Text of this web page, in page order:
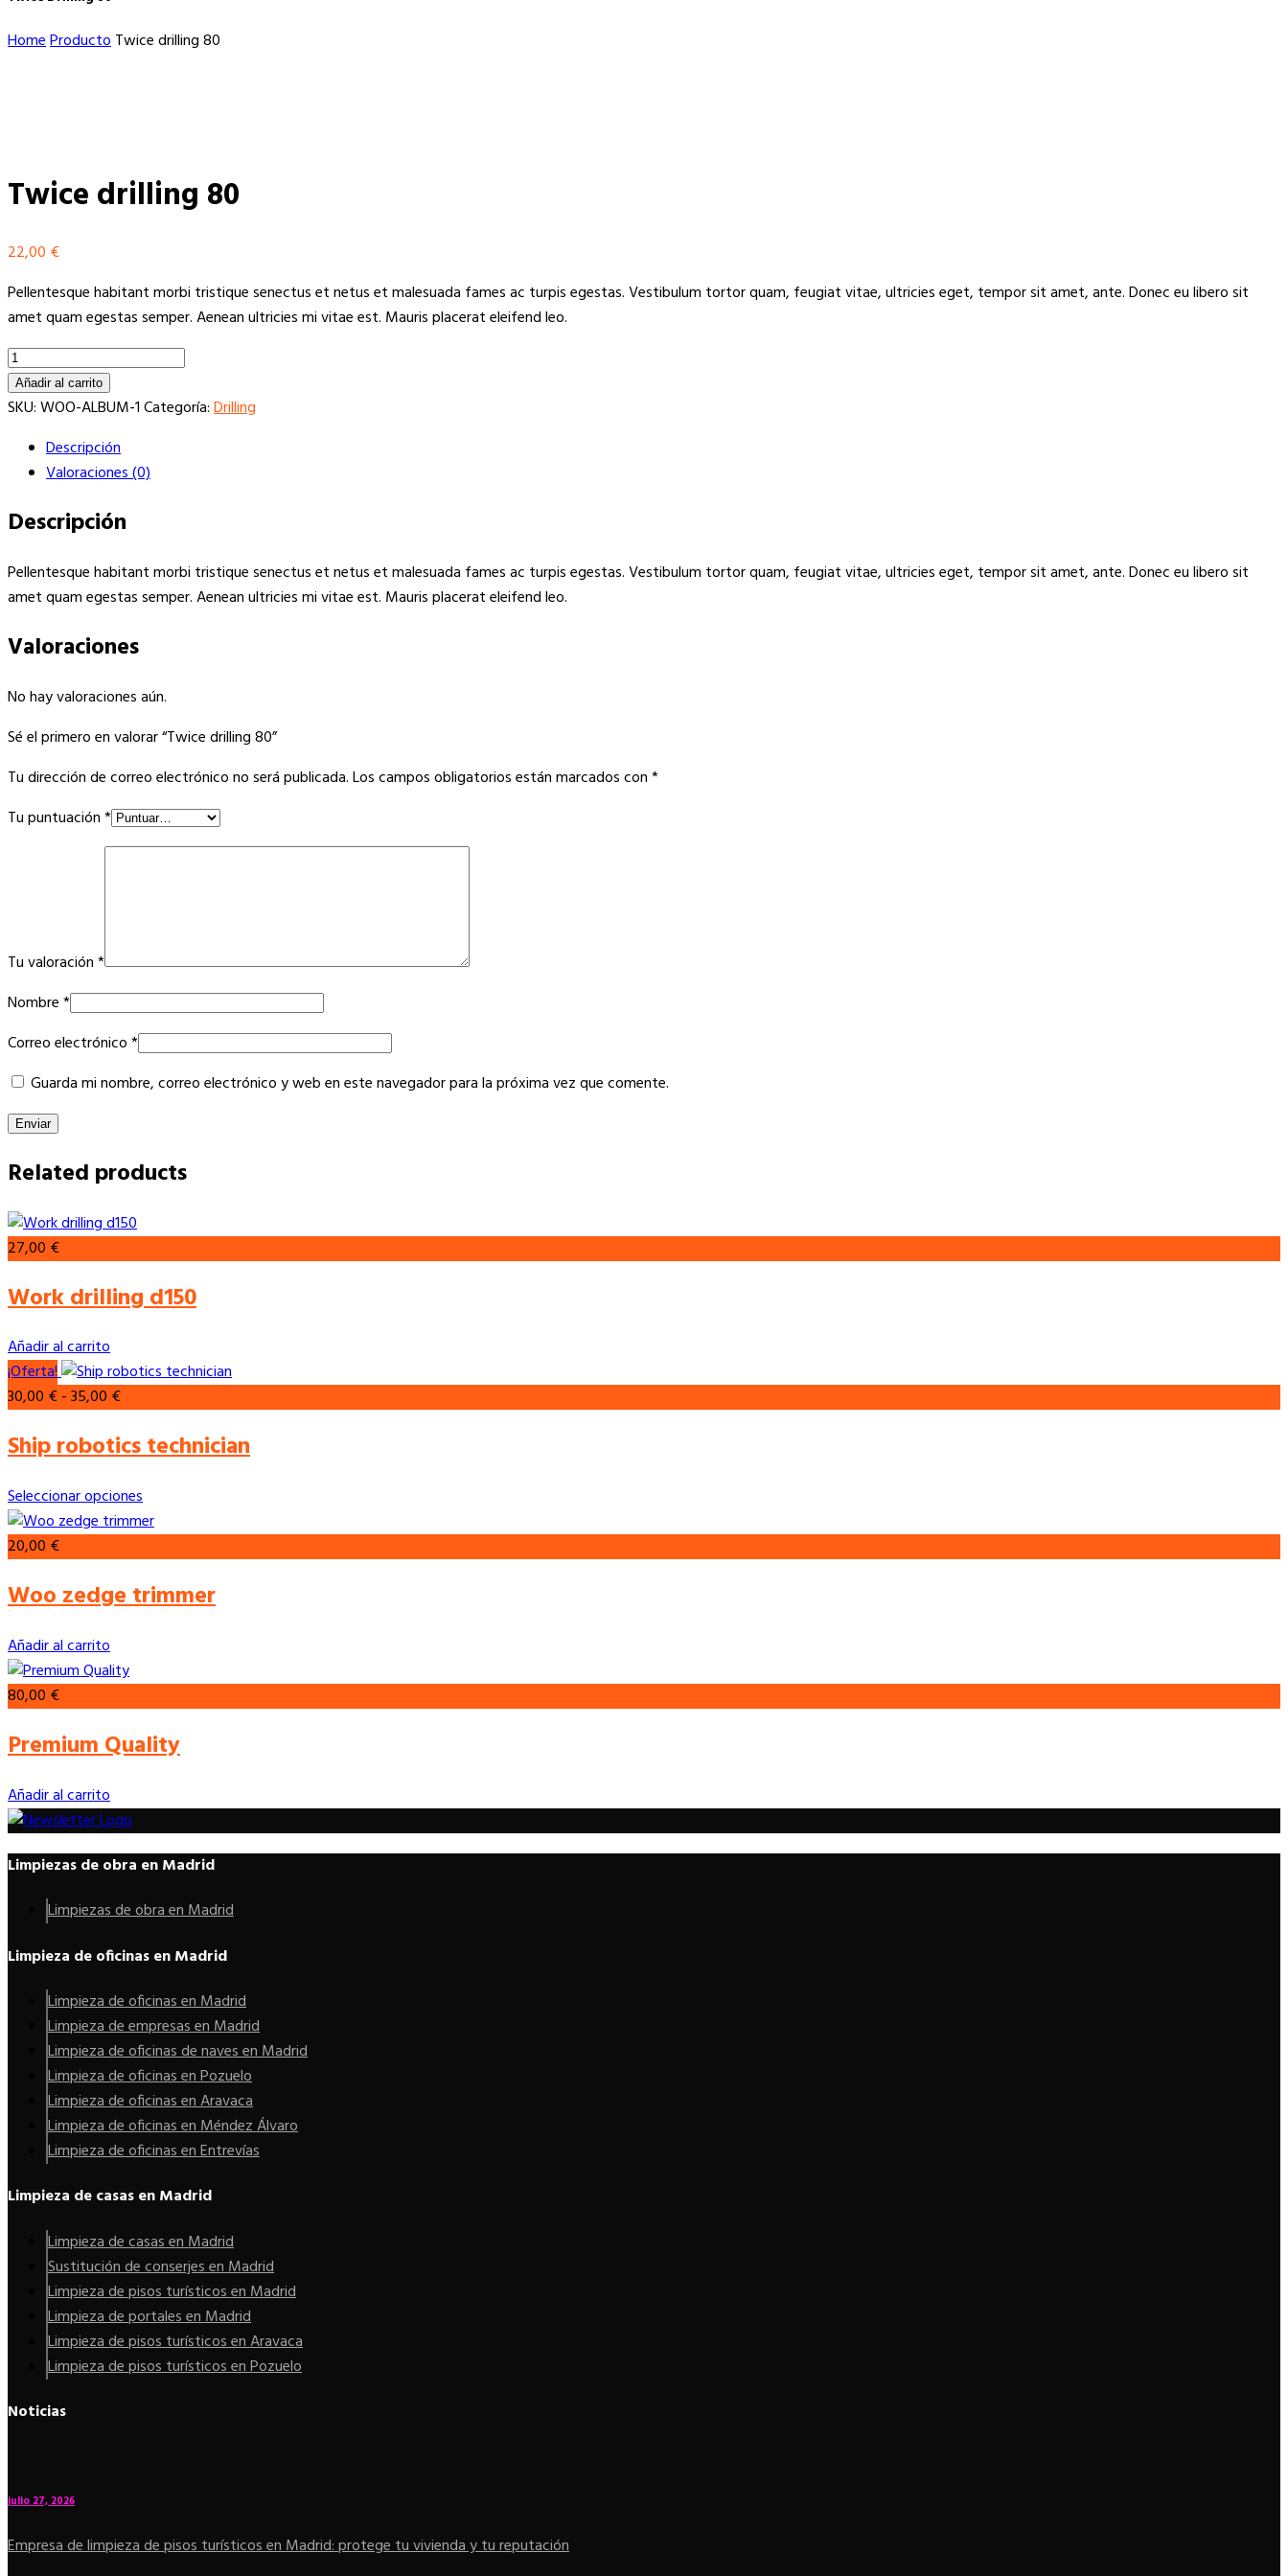
HomeProductoTwice drilling 80
Twice drilling 80
22,00 €
Pellentesque habitant morbi tristique senectus et netus et malesuada fames ac turpis egestas. Vestibulum tortor quam, feugiat vitae, ultricies eget, tempor sit amet, ante. Donec eu libero sit
amet quam egestas semper. Aenean ultricies mi vitae est. Mauris placerat eleifend leo.
Twice
drilling
80
Añadir al carrito
SKU:WOO-ALBUM-1Categoría:Drilling
Descripción
Valoraciones (0)
Descripción
Pellentesque habitant morbi tristique senectus et netus et malesuada fames ac turpis egestas. Vestibulum tortor quam, feugiat vitae, ultricies eget, tempor sit amet, ante. Donec eu libero sit
amet quam egestas semper. Aenean ultricies mi vitae est. Mauris placerat eleifend leo.
Valoraciones
No hay valoraciones aún.
Sé el primero en valorar “Twice drilling 80”
Tu dirección de correo electrónico no será publicada.Los campos obligatorios están marcados con*
Tu puntuación*
Tu valoración*
Nombre*
Correo electrónico*
Guarda mi nombre, correo electrónico y web en este navegador para la próxima vez que comente.
Related products
27,00 €
Work drilling d150
Añadir al carrito
¡Oferta!
30,00 €-35,00 €Rango
precios:
30,00 €
hasta
Ship robotics technician
Seleccionar opcionesEste
producto
variantes.
en
20,00 €
Woo zedge trimmer
Añadir al carrito
80,00 €
Premium Quality
Añadir al carrito
Limpiezas de obra en Madrid
Limpiezas de obra en Madrid
Limpieza de oficinas en Madrid
Limpieza de oficinas en Madrid
Limpieza de empresas en Madrid
Limpieza de oficinas de naves en Madrid
Limpieza de oficinas en Pozuelo
Limpieza de oficinas en Aravaca
Limpieza de oficinas en Méndez Álvaro
Limpieza de oficinas en Entrevías
Limpieza de casas en Madrid
Limpieza de casas en Madrid
Sustitución de conserjes en Madrid
Limpieza de pisos turísticos en Madrid
Limpieza de portales en Madrid
Limpieza de pisos turísticos en Aravaca
Limpieza de pisos turísticos en Pozuelo
Noticias
julio 27, 2026
Empresa de limpieza de pisos turísticos en Madrid: protege tu vivienda y tu reputación